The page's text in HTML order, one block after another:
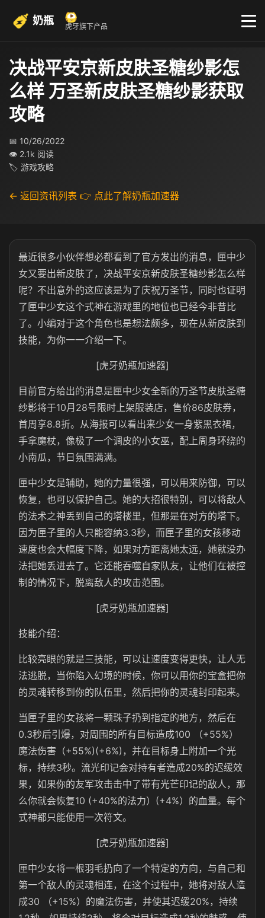
奶瓶 虎牙旗下产品
决战平安京新皮肤圣糖纱影怎
么样 万圣新皮肤圣糖纱影获取
攻略
📅 10/26/2022
👁 2.1k 阅读
🏷 游戏攻略
← 返回资讯列表 👉 点此了解奶瓶加速器
最近很多小伙伴想必都看到了官方发出的消息，匣中少
女又要出新皮肤了，决战平安京新皮肤圣糖纱影怎么样
呢？不出意外的这应该是为了庆祝万圣节，同时也证明
了匣中少女这个式神在游戏里的地位也已经今非昔比
了。小编对于这个角色也是想法颇多，现在从新皮肤到
技能，为你一一介绍一下。
[虎牙奶瓶加速器]
目前官方给出的消息是匣中少女全新的万圣节皮肤圣糖
纱影将于10月28号限时上架服装店，售价86皮肤券，
首周享8.8折。从海报可以看出来少女一身紫黑衣裙，
手拿魔杖，像极了一个调皮的小女巫，配上周身环绕的
小南瓜，节日氛围满满。
匣中少女是辅助，她的力量很强，可以用来防御，可以
恢复，也可以保护自己。她的大招很特别，可以将敌人
的法术之神丢到自己的塔楼里，但那是在对方的塔下。
因为匣子里的人只能容纳3.3秒，而匣子里的女孩移动
速度也会大幅度下降，如果对方距离她太远，她就没办
法把她丢进去了。它还能吞噬自家队友，让他们在被控
制的情况下，脱离敌人的攻击范围。
[虎牙奶瓶加速器]
技能介绍：
比较亮眼的就是三技能，可以让速度变得更快，让人无
法逃脱，当你陷入幻境的时候，你可以用你的宝盒把你
的灵魂转移到你的队伍里，然后把你的灵魂封印起来。
当匣子里的女孩将一颗珠子扔到指定的地方，然后在
0.3秒后引爆，对周围的所有目标造成100 （+55%）
魔法伤害（+55%)(+6%)，并在目标身上附加一个光
标，持续3秒。流光印记会对持有者造成20%的迟缓效
果，如果你的友军攻击击中了带有光芒印记的敌人，那
么你就会恢复10 (+40%的法力）(+4%）的血量。每个
式神都只能使用一次符文。
[虎牙奶瓶加速器]
匣中少女将一根羽毛扔向了一个特定的方向，与自己和
第一个敌人的灵魂相连，在这个过程中，她将对敌人造
成30 （+15%）的魔法伤害，并使其迟缓20%，持续